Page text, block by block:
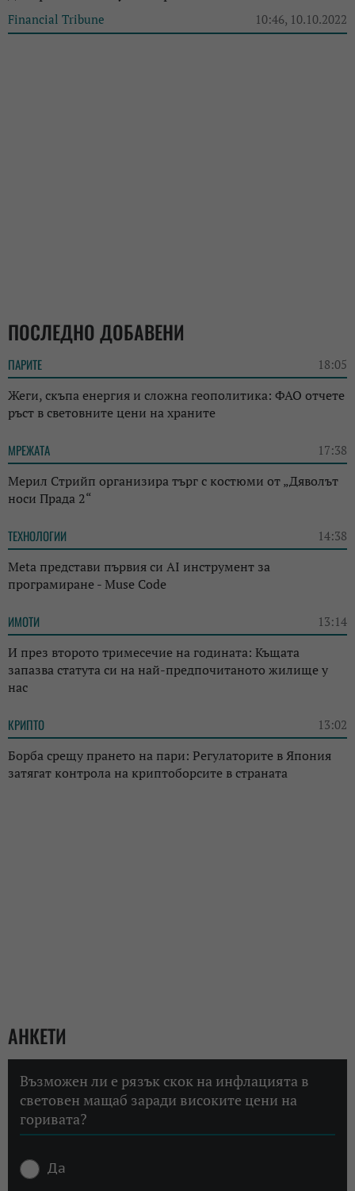
Financial Tribune 10:46, 10.10.2022
ПОСЛЕДНО ДОБАВЕНИ
ПАРИТЕ 18:05
Жеги, скъпа енергия и сложна геополитика: ФАО отчете
ръст в световните цени на храните
МРЕЖАТА 17:38
Мерил Стрийп организира търг с костюми от „Дяволът
носи Прада 2“
ТЕХНОЛОГИИ 14:38
Meta представи първия си AI инструмент за
програмиране - Muse Code
ИМОТИ 13:14
И през второто тримесечие на годината: Къщата
запазва статута си на най-предпочитаното жилище у
нас
КРИПТО 13:02
Борба срещу прането на пари: Регулаторите в Япония
затягат контрола на криптоборсите в страната
АНКЕТИ
Възможен ли е рязък скок на инфлацията в
световен мащаб заради високите цени на
горивата?
Да